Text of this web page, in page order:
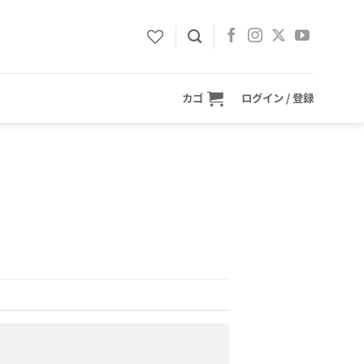
カゴ ログイン / 登録